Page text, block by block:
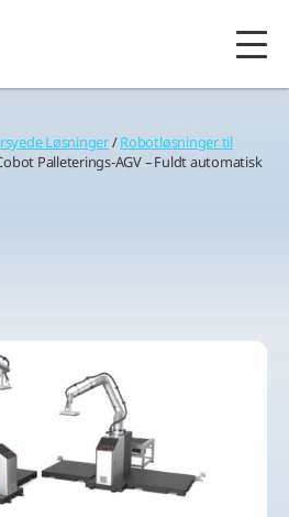
Løsninger/Robotløsninger til
Palleterings-AGV – Fuldt automatisk